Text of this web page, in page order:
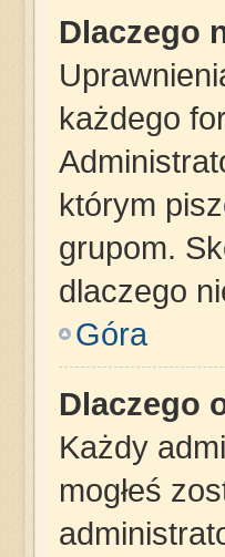
Dlaczego
każdego
którym
grupom.
dlaczego
Góra
Dlaczego
Każdy
mogłeś